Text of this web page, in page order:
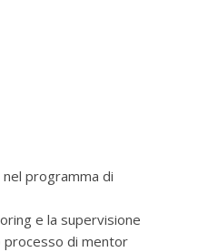
programma di
e la supervisione
di mentor